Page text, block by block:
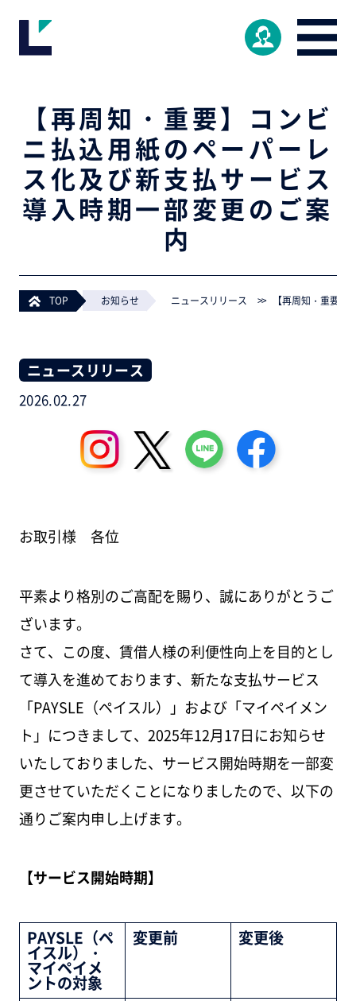
【再周知・重要】コンビ
ニ払込用紙のペーパーレ
ス化及び新支払サービス
導入時期一部変更のご案
内
TOP > お知らせ ニュースリリース > 【再周知・重要
ニュースリリース
2026.02.27
お取引様 各位
平素より格別のご高配を賜り、誠にありがとうご
ざいます。
さて、この度、賃借人様の利便性向上を目的とし
て導入を進めております、新たな支払サービス
「PAYSLE（ペイスル）」および「マイペイメン
ト」につきまして、2025年12月17日にお知らせ
いたしておりました、サービス開始時期を一部変
更させていただくことになりましたので、以下の
通りご案内申し上げます。
【サービス開始時期】
PAYSLE（ペ
イスル）・
マイペイメ
ントの対象
変更前 変更後